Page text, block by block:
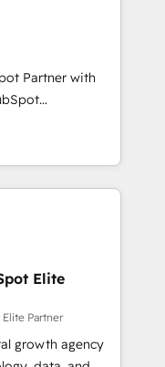
revenue
CRM and data
marketing,
framework
consultancy,
to help
Partner with
platform
current HubSpot
Elite
Partner
growth agency